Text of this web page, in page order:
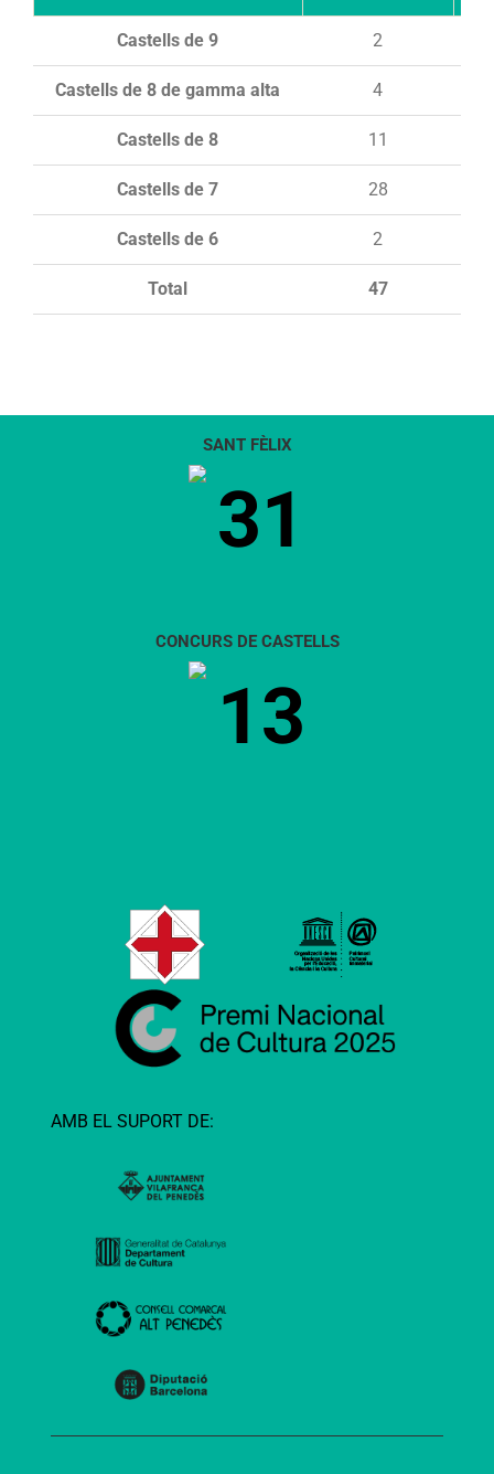
Total 47
Castells de 9 2
Castells de 8 de gamma alta 4
Castells de 8 11
Castells de 7 28
Castells de 6 2
SANT FÈLIX
31
CONCURS DE CASTELLS
13
AMB EL SUPORT DE: